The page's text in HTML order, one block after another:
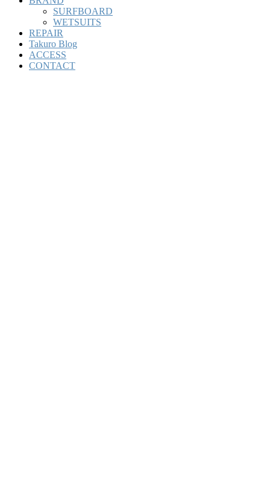
SURFBOARD
WETSUITS
REPAIR
Takuro Blog
ACCESS
CONTACT